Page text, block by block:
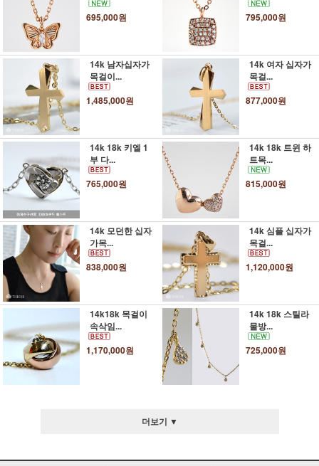
695,000원
795,000원
14k 남자십자가
목걸이...
1,485,000원
14k 여자 십자가
목걸...
877,000원
14k 18k 키엘 1
부 다...
765,000원
14k 18k 트윈 하
트목...
815,000원
14k 모던한 십자
가목...
838,000원
14k 심플 십자가
목걸...
1,120,000원
14k18k 목걸이
속삭임...
1,170,000원
14k 18k 스틸라
물방...
725,000원
더보기 ▼